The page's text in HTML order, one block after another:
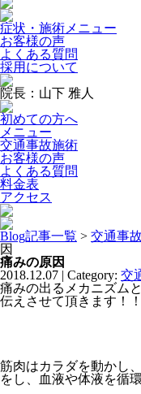
症状・施術メニュー
お客様の声
よくある質問
採用について
院長：山下 雅人
初めての方へ
メニュー
交通事故施術
お客様の声
よくある質問
料金表
アクセス
Blog記事一覧 > 交通事
因
痛みの原因
2018.12.07 | Category: 交
痛みの出るメカニズム
伝えさせて頂きます！！
筋肉はカラダを動かし
をし、血液や体液を循